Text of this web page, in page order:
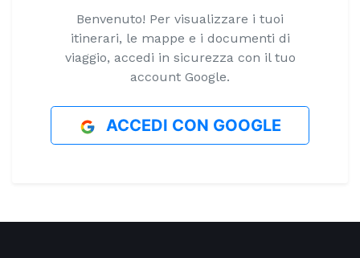
Benvenuto! Per visualizzare i tuoi
itinerari, le mappe e i documenti di
viaggio, accedi in sicurezza con il tuo
account Google.
ACCEDI CON GOOGLE